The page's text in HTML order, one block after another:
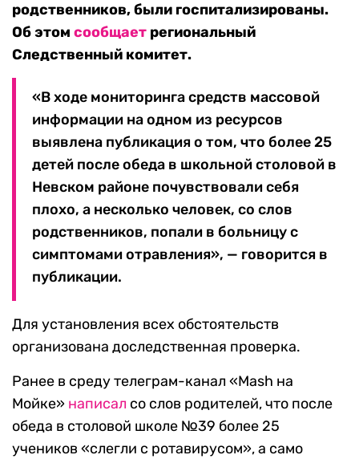
родственников, были госпитализированы.
Об этом сообщает региональный
Следственный комитет.
«В ходе мониторинга средств массовой
информации на одном из ресурсов
выявлена публикация о том, что более 25
детей после обеда в школьной столовой в
Невском районе почувствовали себя
плохо, а несколько человек, со слов
родственников, попали в больницу с
симптомами отравления», — говорится в
публикации.
Для установления всех обстоятельств
организована доследственная проверка.
Ранее в среду телеграм-канал «Mash на
Мойке» написал со слов родителей, что после
обеда в столовой школе №39 более 25
учеников «слегли с ротавирусом», а само